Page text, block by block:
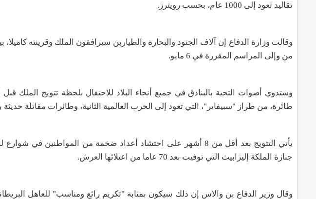
تقاليد تعود إلى 1000 عام، بحسب رويترز
.
وقالت وزارة الدفاع إن آلاف الجنود والبحارة والطيارين سيرافقون الملك وقرينته
من وإلى المراسم المقررة في 6 مايو
.
طائرة، من طراز "سبيفاير"، التي تعود إلى الحرب العالمية الثانية، وطائرات مقاتلة حديثة
يأتي التتويج بعد أقل من 8 أشهر على احتشاد أعداد ضخمة من المواطنين
جنازة الملكة إليزابيث التي توفيت بعد 70 عاما من اعتلائها العرش.
وقال وزير الدفاع بن والاس إن ذلك سيكون بمثابة "تكريم رائع ومناسب" للعاهل